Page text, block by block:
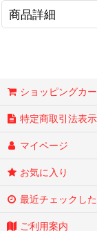
商品詳細
ショッピングカ
特定商取引法表示
マイページ
お気に入り
最近チェックし
ご利用案内